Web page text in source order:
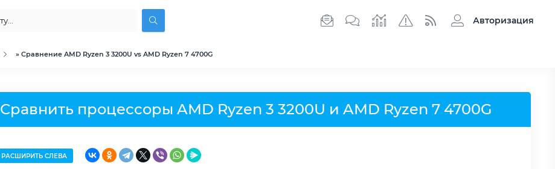
Авторизация
» Сравнение AMD Ryzen 3 3200U vs AMD Ryzen 7 4700G
Сравнить процессоры AMD Ryzen 3 3200U и AMD Ryzen 7 4700G
РАСШИРИТЬ СЛЕВА